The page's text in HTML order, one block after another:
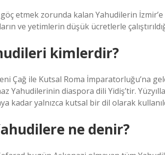
göç etmek zorunda kalan Yahudilerin
ve yetimlerin düşük ücretlerle
kimlerdir?
Çağ ile Kutsal Roma İmparatorluğu’na
Yahudilerinin diaspora dili Yidiş’tir.
kadar yalnızca kutsal bir dil olarak
ne denir?